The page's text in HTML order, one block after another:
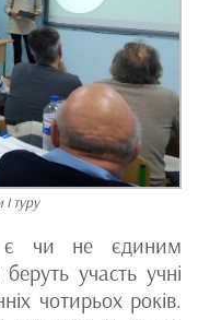
туру
є чи не єдиним
участь учні
чотирьох років.